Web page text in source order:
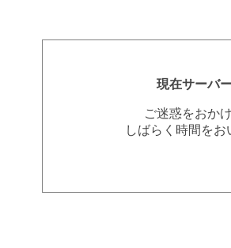
現在サーバ
ご迷惑をおか
しばらく時間を